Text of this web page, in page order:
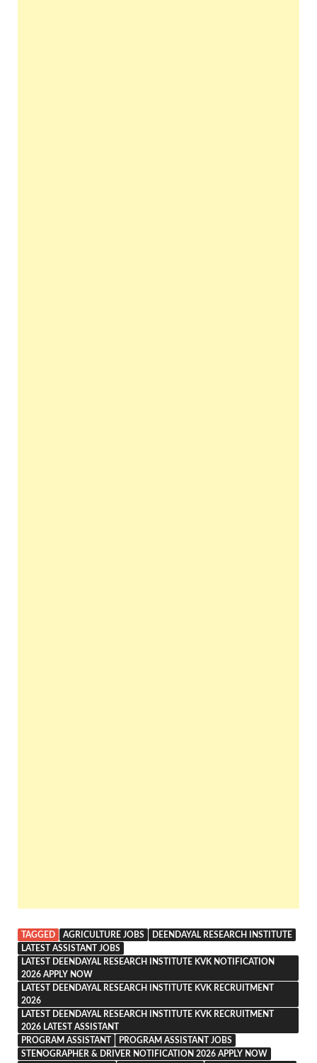
TAGGED AGRICULTURE JOBS
DEENDAYAL RESEARCH INSTITUTE
LATEST ASSISTANT JOBS
LATEST DEENDAYAL RESEARCH INSTITUTE KVK NOTIFICATION
2026 APPLY NOW
LATEST DEENDAYAL RESEARCH INSTITUTE KVK RECRUITMENT
2026
LATEST DEENDAYAL RESEARCH INSTITUTE KVK RECRUITMENT
2026 LATEST ASSISTANT
PROGRAM ASSISTANT
PROGRAM ASSISTANT JOBS
STENOGRAPHER & DRIVER NOTIFICATION 2026 APPLY NOW